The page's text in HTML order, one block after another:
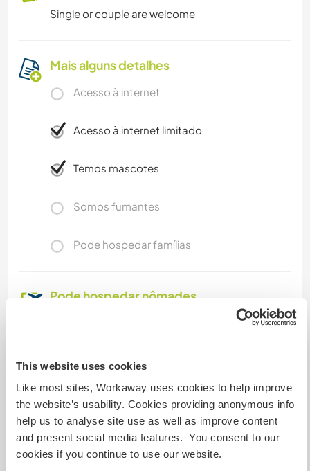
This website uses cookies
Like most sites, Workaway uses cookies to help improve
the website’s usability. Cookies providing anonymous info
help us to analyse site use as well as improve content
and present social media features. You consent to our
cookies if you continue to use our website.
Single or couple are welcome
Mais alguns detalhes
Acesso à internet
Acesso à internet limitado
Temos mascotes
Somos fumantes
Pode hospedar famílias
Pode hospedar nômades
Este anfitrião indicou que adora hospedar
Espaço para estacionar
campervans